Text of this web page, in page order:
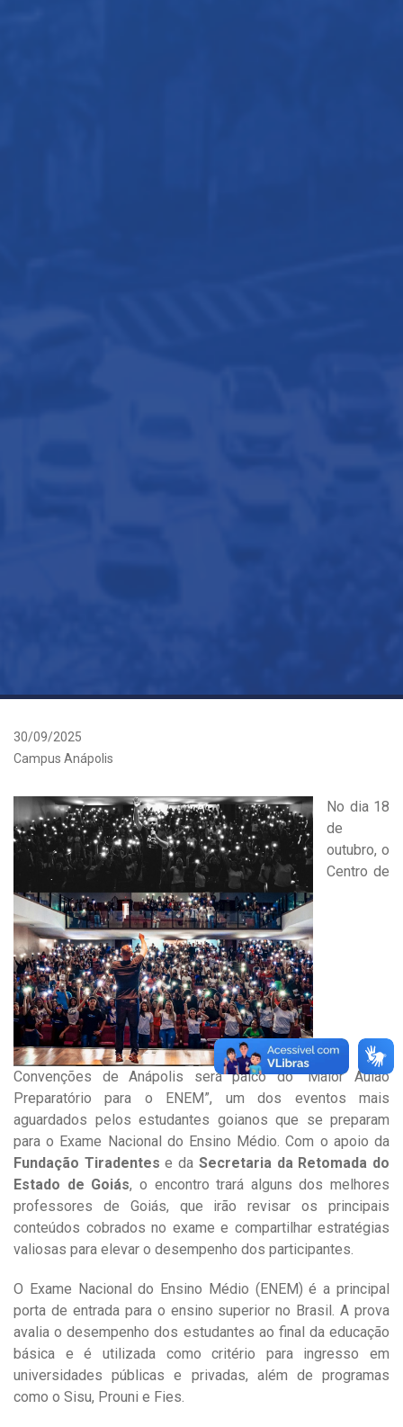
30/09/2025
Campus Anápolis
No dia 18
de
outubro, o
Centro de
Convenções de Anápolis será palco do “Maior Aulão
Preparatório para o ENEM”, um dos eventos mais
aguardados pelos estudantes goianos que se preparam
para o Exame Nacional do Ensino Médio. Com o apoio da
Fundação Tiradentes e da Secretaria da Retomada do
Estado de Goiás, o encontro trará alguns dos melhores
professores de Goiás, que irão revisar os principais
conteúdos cobrados no exame e compartilhar estratégias
valiosas para elevar o desempenho dos participantes.
O Exame Nacional do Ensino Médio (ENEM) é a principal
porta de entrada para o ensino superior no Brasil. A prova
avalia o desempenho dos estudantes ao final da educação
básica e é utilizada como critério para ingresso em
universidades públicas e privadas, além de programas
como o Sisu, Prouni e Fies.